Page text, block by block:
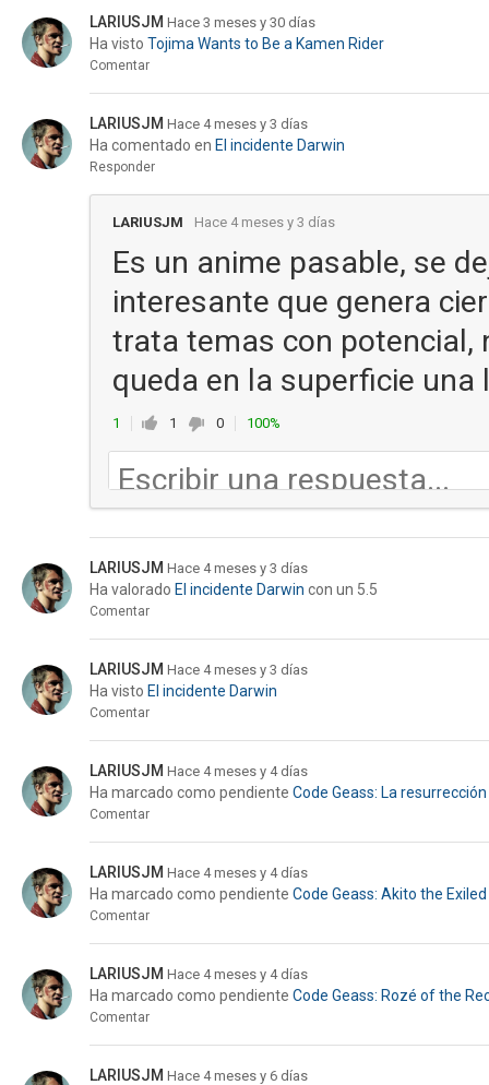
LARIUSJM Hace 3 meses y 30 días
Ha visto Tojima Wants to Be a Kamen Rider
Comentar
LARIUSJM Hace 4 meses y 3 días
Ha comentado en El incidente Darwin
Responder
LARIUSJM Hace 4 meses y 3 días
Es un anime pasable, se
interesante que genera
trata temas con potencial,
queda en la superficie una
1 1 0 100%
LARIUSJM Hace 4 meses y 3 días
Ha valorado El incidente Darwin con un 5.5
Comentar
LARIUSJM Hace 4 meses y 3 días
Ha visto El incidente Darwin
Comentar
LARIUSJM Hace 4 meses y 4 días
Ha marcado como pendiente Code Geass: La
Comentar
LARIUSJM Hace 4 meses y 4 días
Ha marcado como pendiente Code Geass: Akito the Exiled
Comentar
LARIUSJM Hace 4 meses y 4 días
Ha marcado como pendiente Code Geass: Rozé of the
Comentar
LARIUSJM Hace 4 meses y 6 días